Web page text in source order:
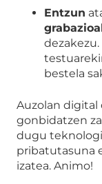
Entzun
bestela
Auzolan digital
gonbidatzen
dugu
pribatutasuna
izatea. Animo!